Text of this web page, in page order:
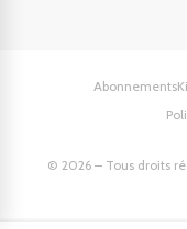
© 2026 – Tous droits
Abonnements